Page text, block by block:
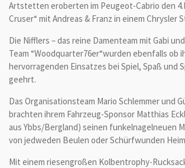
Artstetten eroberten im Peugeot-Cabrio den
Cruser“ mit Andreas & Franz in einem Chrysler
Die Nifflers – das reine Damenteam mit Gabi
Team “Woodquarter76er“wurden ebenfalls ob
hervorragenden Einsatzes bei Spiel, Spaß und
geehrt.
Das Organisationsteam Mario Schlemmer und
brachten ihrem Fahrzeug-Sponsor Matthias
aus Ybbs/Bergland) seinen funkelnagelneuen
von jedweden Beulen oder Schürfwunden
Mit einem riesengroßen Kolbentrophy-